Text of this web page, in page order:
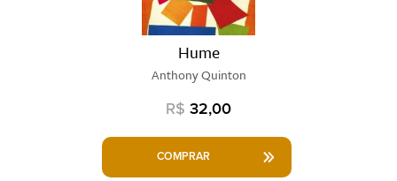
Hume
Anthony Quinton
R$ 32,00
COMPRAR